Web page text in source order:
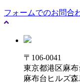
フォームでのお問合
〒106-0041
東京都港区麻布
麻布台ヒルズ森